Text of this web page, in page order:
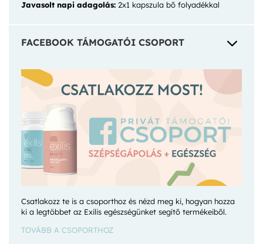
Javasolt napi adagolás: 2x1 kapszula bő folyadékkal
FACEBOOK TÁMOGATÓI CSOPORT 3
Csatlakozz te is a csoporthoz és nézd meg ki, hogyan hozza
ki a legtöbbet az Exilis egészségünket segítő termékeiből.
TOVÁBB A CSOPORTHOZ